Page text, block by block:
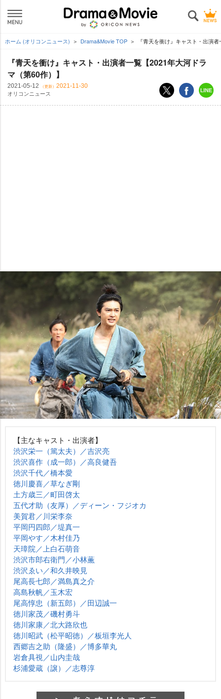
ホーム (オリコンニュース) Drama&Movie TOP 『青天を衝け』キャスト・出演
『青天を衝け』キャスト・出演者一覧【2021年大河ドラ
マ（第60作）】
2021-05-12 （更新） 2021-11-30
オリコンニュース
【主なキャスト・出演者】
渋沢栄一（篤太夫）／吉沢亮
渋沢喜作（成一郎）／高良健吾
渋沢千代／橋本愛
徳川慶喜／草なぎ剛
土方歳三／町田啓太
五代才助（友厚）／ディーン・フジオカ
美賀君／川栄李奈
平岡円四郎／堤真一
平岡やす／木村佳乃
天璋院／上白石萌音
渋沢市郎右衛門／小林薫
渋沢ゑい／和久井映見
尾高長七郎／満島真之介
高島秋帆／玉木宏
尾高惇忠（新五郎）／田辺誠一
徳川家茂／磯村勇斗
徳川家康／北大路欣也
徳川昭武（松平昭徳）／板垣李光人
西郷吉之助（隆盛）／博多華丸
倉具視／山内圭哉
杉浦愛蔵（譲）／志尊淳